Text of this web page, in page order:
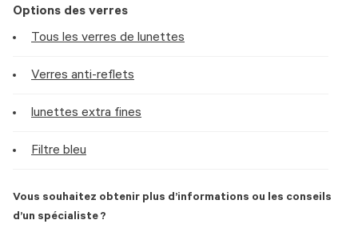
Options des verres
Tous les verres de lunettes
Verres anti-reflets
lunettes extra fines
Filtre bleu
Vous souhaitez obtenir plus d’informations ou les conseils
d’un spécialiste ?